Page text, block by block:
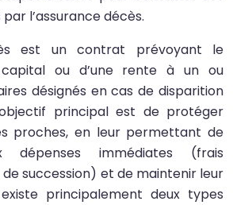
l’assurance décès.
est un contrat prévoyant le
capital ou d’une rente à un ou
désignés en cas de disparition
objectif principal est de protéger
proches, en leur permettant de
immédiates (frais
de succession) et de maintenir leur
principalement deux types